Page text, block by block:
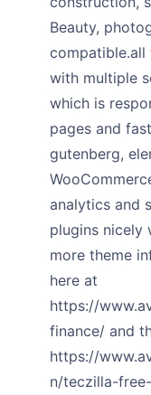
Beauty,
with multiple
which is
pages and
gutenberg,
analytics and
plugins nicely
more theme
here at
https://
finance/ and
https://
n/teczilla-